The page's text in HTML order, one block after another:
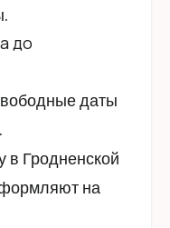
до
даты
в Гродненской
на